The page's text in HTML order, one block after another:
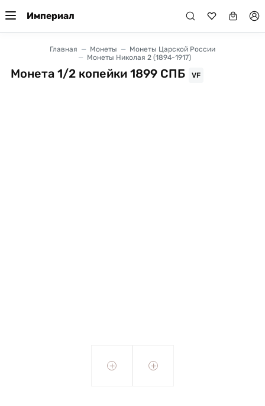
Империал
Главная Монеты
Монеты Царской России
Монеты Николая 2 (1894-1917)
Монета 1/2 копейки 1899 СПБ VF
+ +